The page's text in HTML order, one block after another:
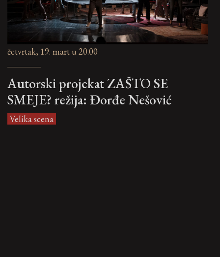
četvrtak, 19. mart u 20.00
Autorski projekat ZAŠTO SE
SMEJE? režija: Đorđe Nešović
Velika scena